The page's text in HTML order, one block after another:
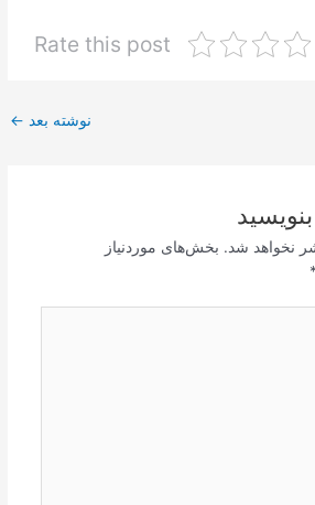
Rate this post
نوشته بعد ←
نخواهد شد. بخش‌های موردنیاز
*